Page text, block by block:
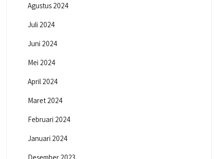
Agustus 2024
Juli 2024
Juni 2024
Mei 2024
April 2024
Maret 2024
Februari 2024
Januari 2024
Desember 2023